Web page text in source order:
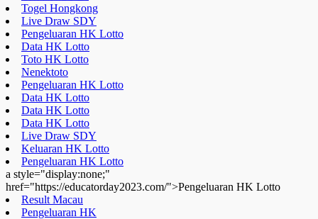
Togel Hongkong
Live Draw SDY
Pengeluaran HK Lotto
Data HK Lotto
Toto HK Lotto
Nenektoto
Pengeluaran HK Lotto
Data HK Lotto
Data HK Lotto
Data HK Lotto
Live Draw SDY
Keluaran HK Lotto
Pengeluaran HK Lotto
a style="display:none;"
href="https://educatorday2023.com/">Pengeluaran HK Lotto
Result Macau
Pengeluaran HK